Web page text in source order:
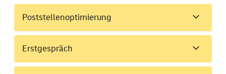
Poststellenoptimierung
Erstgespräch